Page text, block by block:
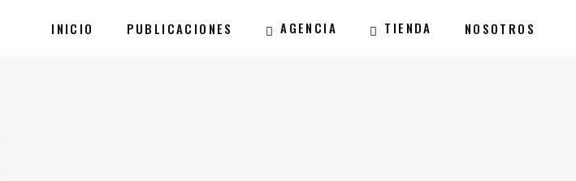
INICIO PUBLICACIONES AGENCIA TIENDA NOSOTROS